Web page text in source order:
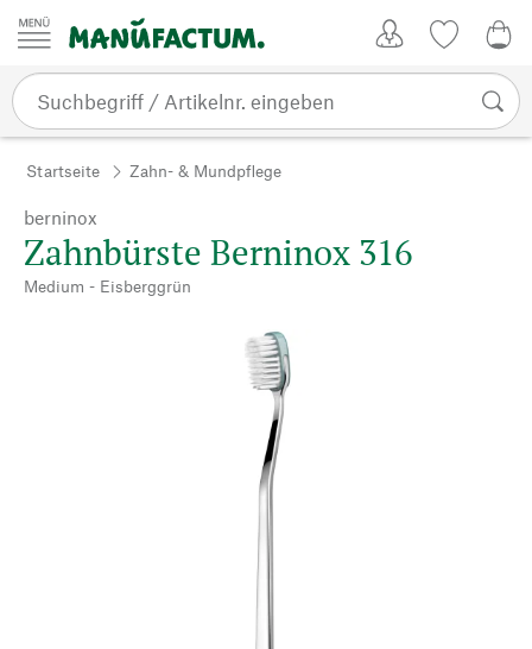
Zum Inhalt springen
Startseite Zahn- & Mundpflege
berninox
Zahnbürste Berninox 316
Medium - Eisberggrün